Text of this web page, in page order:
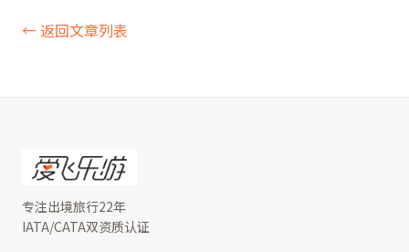
← 返回文章列表
专注出境旅行22年
IATA/CATA双资质认证